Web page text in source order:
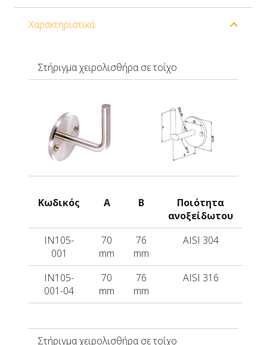
Χαρακτηριστικά
Στήριγμα χειρολισθήρα σε τοίχο
Κωδικός A B
Ποιότητα
ανοξείδωτου
IN105-
001
70
mm
76
mm
AISI 304
IN105-
001-04
70
mm
76
mm
AISI 316
Στήριγμαχειρολισθήρα σε τοίχο